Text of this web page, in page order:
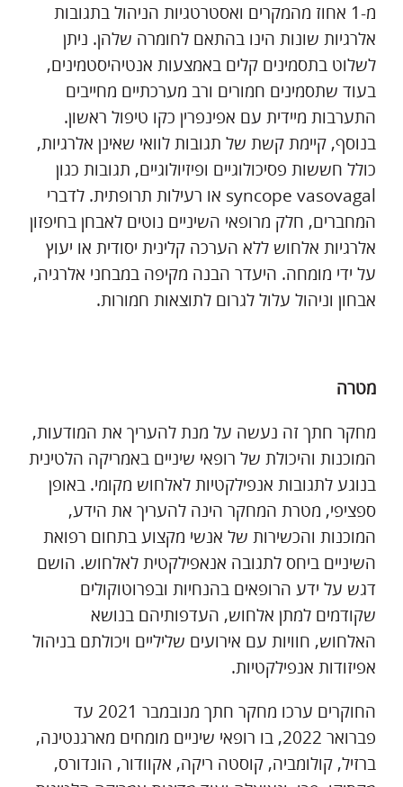
מ-1 אחוז מהמקרים ואסטרטגיות הניהול בתגובות
אלרגיות שונות הינו בהתאם לחומרה שלהן. ניתן
לשלוט בתסמינים קלים באמצעות אנטיהיסטמינים,
בעוד שתסמינים חמורים ורב מערכתיים מחייבים
התערבות מיידית עם אפינפרין כקו טיפול ראשון.
בנוסף, קיימת קשת של תגובות לוואי שאינן אלרגיות,
כולל חששות פסיכולוגיים ופיזיולוגיים, תגובות כגון
syncope vasovagal או רעילות תרופתית. לדברי
המחברים, חלק מרופאי השיניים נוטים לאבחן בחיפזון
אלרגיות אלחוש ללא הערכה קלינית יסודית או יעוץ
על ידי מומחה. היעדר הבנה מקיפה במבחני אלרגיה,
אבחון וניהול עלול לגרום לתוצאות חמורות.
מטרה
מחקר חתך זה נעשה על מנת להעריך את המודעות,
המוכנות והיכולת של רופאי שיניים באמריקה הלטינית
בנוגע לתגובות אנפילקטיות לאלחוש מקומי. באופן
ספציפי, מטרת המחקר הינה להעריך את הידע,
המוכנות והכשירות של אנשי מקצוע בתחום רפואת
השיניים ביחס לתגובה אנאפילקטית לאלחוש. הושם
דגש על ידע הרופאים בהנחיות ובפרוטוקולים
שקודמים למתן אלחוש, העדפותיהם בנושא
האלחוש, חוויות עם אירועים שליליים ויכולתם בניהול
אפיזודות אנפילקטיות.
החוקרים ערכו מחקר חתך מנובמבר 2021 עד
פברואר 2022, בו רופאי שיניים מומחים מארגנטינה,
ברזיל, קולומביה, קוסטה ריקה, אקוודור, הונדורס,